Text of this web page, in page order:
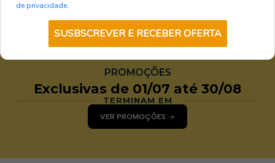
PROMOÇÕES
Exclusivas de 01/07 até 30/08
TERMINAM EM
VER PROMOÇÕES
de privacidade.
SUSBSCREVER E RECEBER OFERTA